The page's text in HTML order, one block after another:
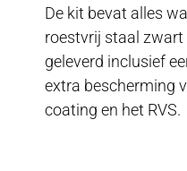
De kit bevat alles
roestvrij staal
geleverd inclusief
extra bescherming
coating en het RVS.